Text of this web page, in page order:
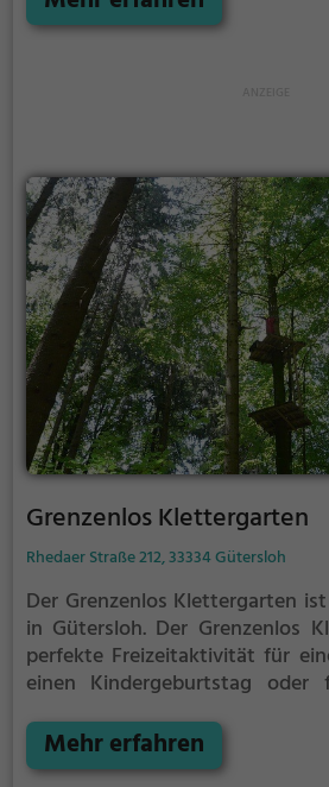
Grenzenlos Klettergarten
Rhedaer Straße 212, 33334 Gütersloh
Der Grenzenlos Klettergarten
in Gütersloh. Der Grenzenlos
perfekte Freizeitaktivität für
einen Kindergeburtstag
dem Erdboden erwartet
Abenteuer und Erlebnis.
Mehr erfahren